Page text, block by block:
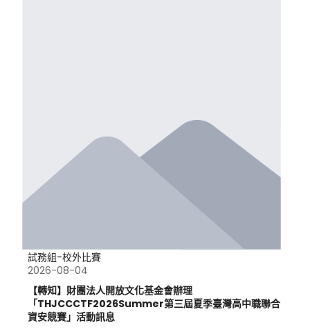
試務組-校外比賽
2026-08-04
【轉知】財團法人開放文化基金會辦理
「THJCCCTF2026Summer第三屆夏季臺灣高中職聯合
資安競賽」活動訊息